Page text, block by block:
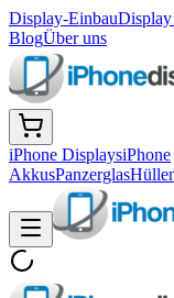
Display-Einbau
BlogÜber uns
iPhone DisplaysiPhone
AkkusPanzerglas